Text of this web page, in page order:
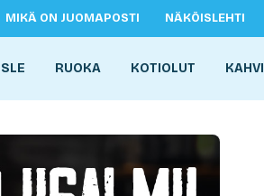
MIKÄ ON JUOMAPOSTI NÄKÖISLEHTI
RUOKA KOTIOLUT KAHVI